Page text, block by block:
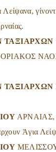
ΤΑΞΙΑΡΧΩΝ
ΝΑΟΣ,
ΤΑΞΙΑΡΧΩΝ
ΑΡΝΑΙΑΣ,
Ἁγια